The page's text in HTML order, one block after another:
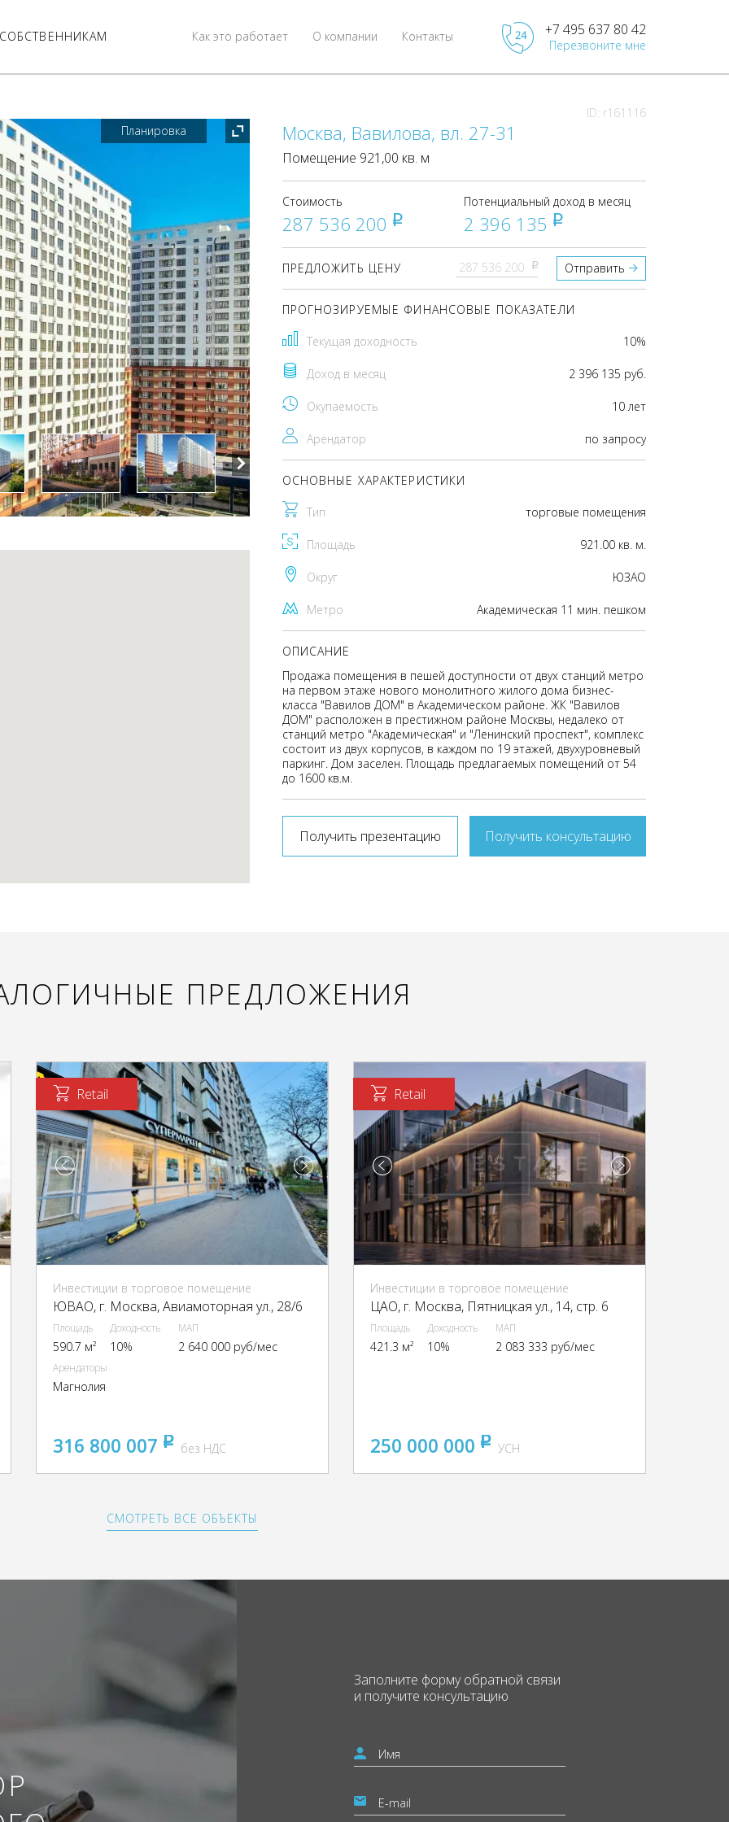
Контакты
О компании
Как это работает +7 495 637 80 42
Перезвоните мне
ID: r161116
Планировка
Москва, Вавилова, вл. 27-31
Помещение 921,00 кв. м
Стоимость
287 536 200 pуб
Потенциальный доход в месяц
2 396 135 pуб
ПРЕДЛОЖИТЬ ЦЕНУ pуб Отправить
ПРОГНОЗИРУЕМЫЕ ФИНАНСОВЫЕ ПОКАЗАТЕЛИ
Текущая доходность 10%
Доход в месяц 2 396 135 руб.
Окупаемость 10 лет
Арендатор по запросу
ОСНОВНЫЕ ХАРАКТЕРИСТИКИ
Тип торговые помещения
Площадь 921.00 кв. м.
Округ ЮЗАО
Метро Академическая 11 мин. пешком
ОПИСАНИЕ
Продажа помещения в пешей доступности от двух станций метро
на первом этаже нового монолитного жилого дома бизнес-
класса "Вавилов ДОМ" в Академическом районе. ЖК "Вавилов
ДОМ" расположен в престижном районе Москвы, недалеко от
станций метро "Академическая" и "Ленинский проспект", комплекс
состоит из двух корпусов, в каждом по 19 этажей, двухуровневый
паркинг. Дом заселен. Площадь предлагаемых помещений от 54
до 1600 кв.м.
Получить презентацию Получить консультацию
ПРЕДЛОЖЕНИЯ
Retail
Инвестиции в торговое помещение
ЮВАО, г. Москва, Авиамоторная ул., 28/6
Площадь
590.7 м²
Доходность
10%
МАП
2 640 000 руб/мес
Арендаторы
Магнолия
316 800 007 pуббез НДС
Retail
Инвестиции в торговое помещение
ЦАО, г. Москва, Пятницкая ул., 14, стр. 6
Площадь
421.3 м²
Доходность
10%
МАП
2 083 333 руб/мес
250 000 000 pуб
УСН
СМОТРЕТЬ ВСЕ ОБЪЕКТЫ
Заполните формуобратной связи
и получите консультацию